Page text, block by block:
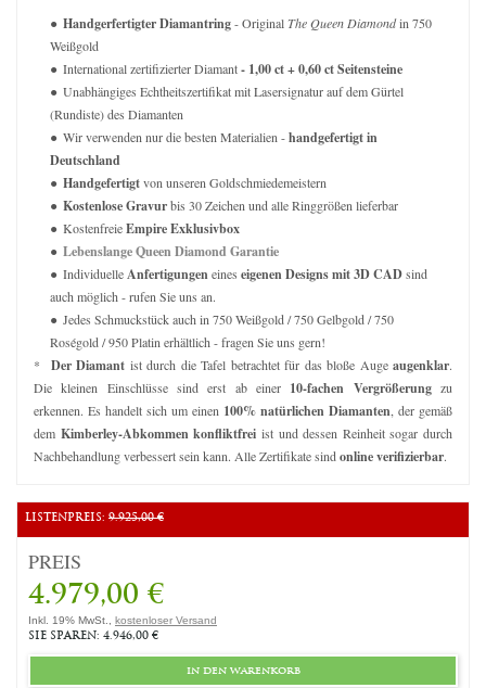
Handgerfertigter Diamantring- OriginalThe Queen Diamondin 750
Weißgold
International zertifizierter Diamant- 1,00 ct + 0,60 ct Seitensteine
Unabhängiges Echtheitszertifikat mit Lasersignatur auf dem Gürtel
(Rundiste) des Diamanten
Wir verwenden nur die besten Materialien -handgefertigt in
Deutschland
Handgefertigtvon unseren Goldschmiedemeistern
Kostenlose Gravurbis 30 Zeichen und alle Ringgrößen lieferbar
KostenfreieEmpire Exklusivbox
Lebenslange Queen Diamond Garantie
IndividuelleAnfertigungeneines eigenen Designs mit 3D CADsind
auch möglich - rufen Sie uns an.
Jedes Schmuckstück auch in 750 Weißgold / 750 Gelbgold / 750
Roségold / 950 Platin erhältlich - fragen Sie uns gern!
* Der Diamant ist durch die Tafel betrachtet für das bloße Augeaugenklar.
Die kleinen Einschlüsse sind erst ab einer 10-fachen Vergrößerungzu
erkennen. Es handelt sich um einen 100% natürlichen Diamanten , der gemäß
dem Kimberley-Abkommen konfliktfrei ist und dessen Reinheit sogar durch
Nachbehandlung verbessert sein kann. Alle Zertifikate sindonline verifizierbar.
LISTENPREIS: 9.925,00 €
PREIS
4.979,00 €
Inkl. 19% MwSt., kostenloser Versand
SIE SPAREN: 4.946,00 €
in den warenkorb